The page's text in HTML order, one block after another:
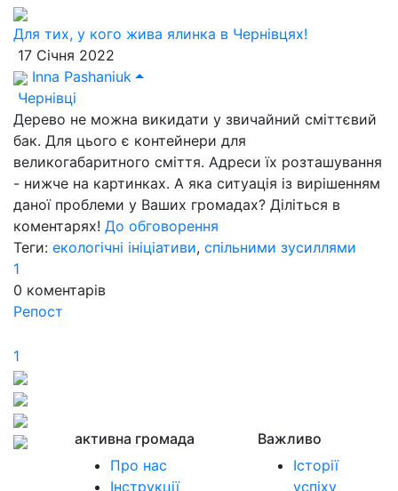
Для тих, у кого жива ялинка в Чернівцях!
17 Січня 2022
Inna Pashaniuk
Чернівці
Дерево не можна викидати у звичайний сміттєвий
бак. Для цього є контейнери для
великогабаритного сміття. Адреси їх розташування
- нижче на картинках. А яка ситуація із вирішенням
даної проблеми у Ваших громадах? Діліться в
коментарях! До обговорення
Теги: екологічні ініціативи, спільними зусиллями
1
0 коментарів
Репост
1
активна громада
Про нас
Інструкції
Важливо
Історії
успіху